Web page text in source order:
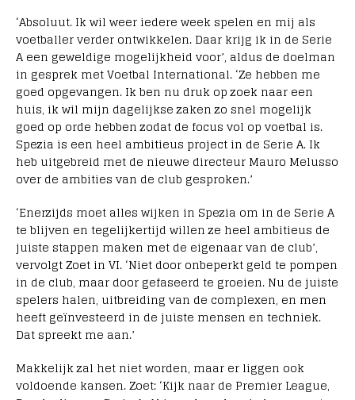
‘Absoluut. Ik wil weer iedere week spelen en mij als
voetballer verder ontwikkelen. Daar krijg ik in de Serie
A een geweldige mogelijkheid voor’, aldus de doelman
in gesprek met Voetbal International. ‘Ze hebben me
goed opgevangen. Ik ben nu druk op zoek naar een
huis, ik wil mijn dagelijkse zaken zo snel mogelijk
goed op orde hebben zodat de focus vol op voetbal is.
Spezia is een heel ambitieus project in de Serie A. Ik
heb uitgebreid met de nieuwe directeur Mauro Melusso
over de ambities van de club gesproken.’
‘Enerzijds moet alles wijken in Spezia om in de Serie A
te blijven en tegelijkertijd willen ze heel ambitieus de
juiste stappen maken met de eigenaar van de club’,
vervolgt Zoet in VI. ‘Niet door onbeperkt geld te pompen
in de club, maar door gefaseerd te groeien. Nu de juiste
spelers halen, uitbreiding van de complexen, en men
heeft geïnvesteerd in de juiste mensen en techniek.
Dat spreekt me aan.’
Makkelijk zal het niet worden, maar er liggen ook
voldoende kansen. Zoet: ‘Kijk naar de Premier League,